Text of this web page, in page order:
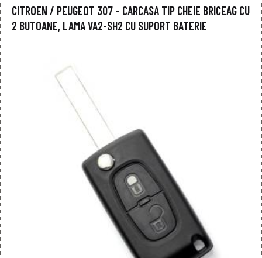
CITROEN / PEUGEOT 307 – CARCASA TIP CHEIE BRICEAG CU
2 BUTOANE, LAMA VA2-SH2 CU SUPORT BATERIE